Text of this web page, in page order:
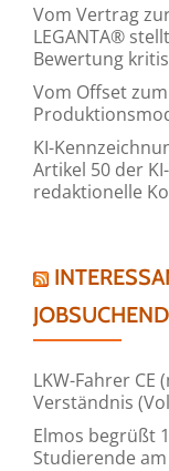
Vom Vertrag
LEGANTA®
Bewertung
Vom Offset
KI-
Artikel 50 der
redaktionelle
LKW-Fahrer
Verständnis
Elmos begrüßt
Studierende